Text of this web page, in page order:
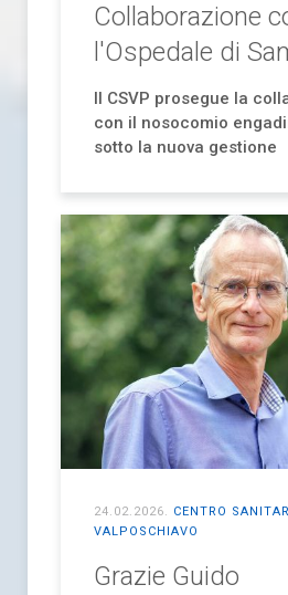
Collaborazione
l'Ospedale di
Il CSVP prosegue la
con il nosocomio
sotto la nuova gestione
24.02.2026. CENTRO
VALPOSCHIAVO
Grazie Guido